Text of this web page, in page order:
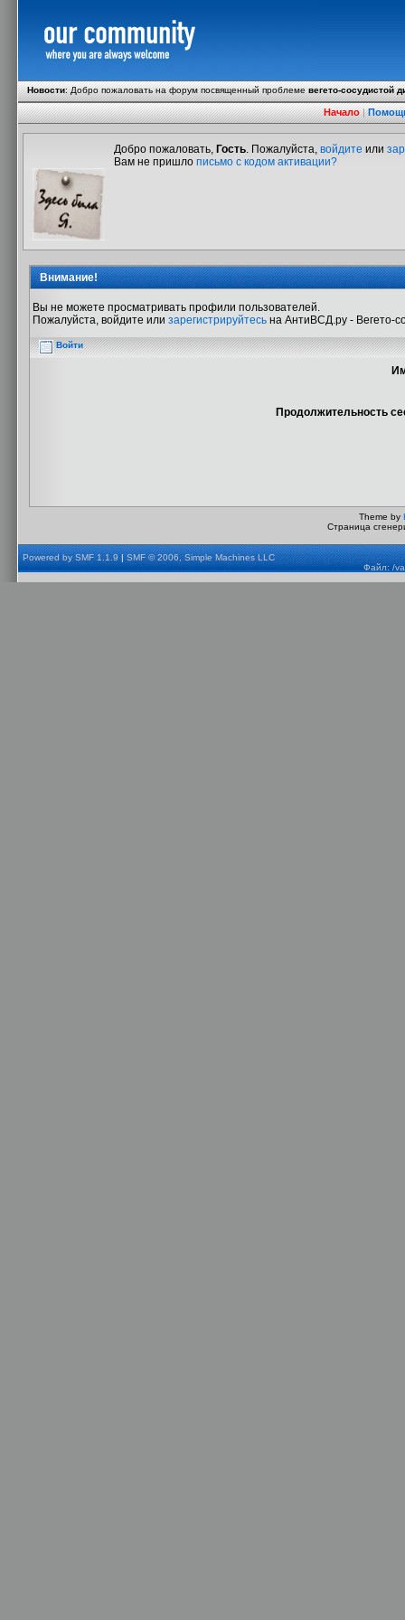
Новости:Добро пожаловать на форум посвященный проблемевегето-сосудистой
Начало|
Добро пожаловать, Гость. Пожалуйста, войдите или
Вам не пришло письмо с кодом активации?
Внимание!
Вы не можете просматривать профили пользователей.
Пожалуйста, войдите или зарегистрируйтесь на АнтиВСД.ру - Вегето-
Войти
Продолжительность
Theme by
Страница
Powered by SMF 1.1.9|SMF © 2006, Simple Machines LLC
Файл: /